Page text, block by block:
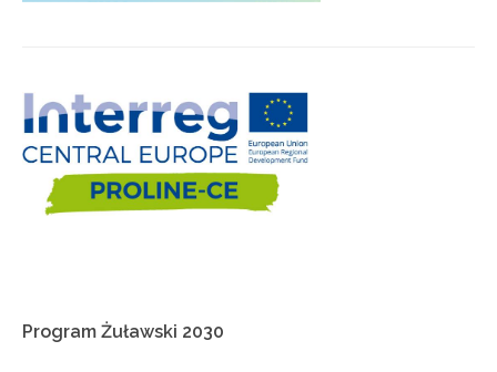
Program Żuławski 2030